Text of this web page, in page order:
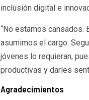
inclusión digital e
“No estamos cansados.
asumimos el cargo.
jóvenes lo requieran,
productivas y darles
Agradecimientos